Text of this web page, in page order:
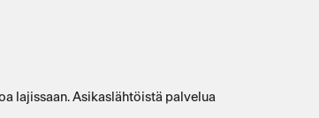
lajissaan. Asikaslähtöistä palvelua